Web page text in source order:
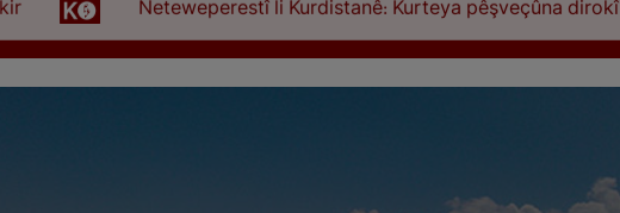
Neteweperestî li Kurdistanê: Kurteya pêşveçûna dirokî û civakî-siyasî